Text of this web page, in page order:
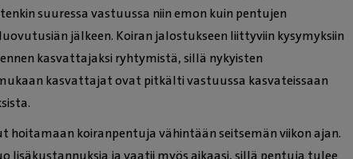
suuressa vastuussa niin emon kuin pentujen
jälkeen. Koiran jalostukseen liittyviin kysymyksiin
kasvattajaksi ryhtymistä, sillä nykyisten
kasvattajat ovat pitkälti vastuussa kasvateissaan
koiranpentuja vähintään seitsemän viikon ajan.
lisäkustannuksia ja vaatii myös aikaasi, sillä pentuja tulee